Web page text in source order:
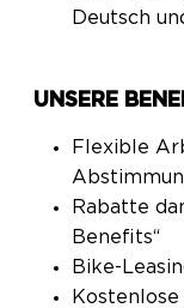
Deutsch
UNSERE
Flexible
Rabatte
Benefits“
Bike-